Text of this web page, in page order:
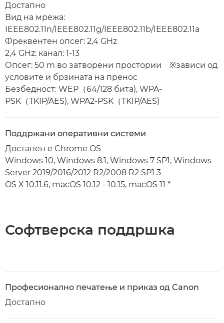
Достапно
Вид на мрежа:
IEEE802.11n/IEEE802.11g/IEEE802.11b/IEEE802.11a
Фреквентен опсег: 2,4 GHz
2,4 GHz: канал: 1-13
Опсег: 50 m во затворени простории ※зависи од
условите и брзината на пренос
Безбедност: WEP（64/128 бита), WPA-
PSK（TKIP/AES), WPA2-PSK（TKIP/AES)
Поддржани оперативни системи
Достапен е Chrome OS
Windows 10, Windows 8.1, Windows 7 SP1, Windows
Server 2019/2016/2012 R2/2008 R2 SP1 3
OS X 10.11.6, macOS 10.12 - 10.15, macOS 11 *
Софтверска поддршка
Професионално печатење и приказ од Canon
Достапно